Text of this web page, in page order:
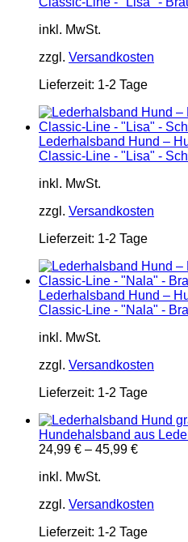
inkl. MwSt.
zzgl. Versandkosten
Lieferzeit: 1-2 Tage
Lederhalsband Hund –
Classic-Line - "Lisa" -
inkl. MwSt.
zzgl. Versandkosten
Lieferzeit: 1-2 Tage
Lederhalsband Hund –
Classic-Line - "Nala" -
inkl. MwSt.
zzgl. Versandkosten
Lieferzeit: 1-2 Tage
Hundehalsband aus
24,99 € – 45,99 €
inkl. MwSt.
zzgl. Versandkosten
Lieferzeit: 1-2 Tage